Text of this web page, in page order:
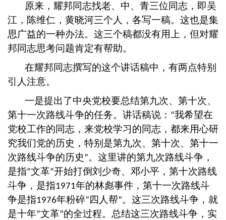
原来，耀邦同志找老、中、青三位同志，即吴
江，陈维仁，黄晓河三个人，各写一稿。这也是集
思广益的一种办法。这三个稿都没有用上，但对耀
邦同志思考问题肯定有帮助。
在耀邦同志撰写的这个讲话稿中，有两点特别
引人注意。
一是提出了中央党校要总结第九次、第十次、
第十一次路线斗争的任务。讲话稿说： “我希望在
党校工作的同志，来党校学习的同志，都来用心研
究我们党的历史，特别是第九次、第十次、第十一
次路线斗争的历史 ”。这里讲的第九次路线斗争，
是指“文革”开始打倒刘少奇、邓小平，第十次路线
斗争，是指1971年的林彪事件，第十一次路线斗
争是指1976年粉碎“ 四人帮”。这三次路线斗争，就
是十年“文革”的全过程。总结这三次路线斗争，实